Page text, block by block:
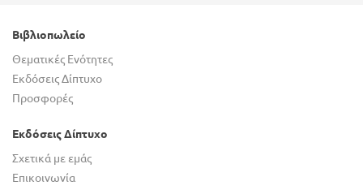
Βιβλιοπωλείο
Θεματικές Ενότητες
Εκδόσεις Δίπτυχο
Προσφορές
Εκδόσεις Δίπτυχο
Σχετικά με εμάς
Επικοινωνία